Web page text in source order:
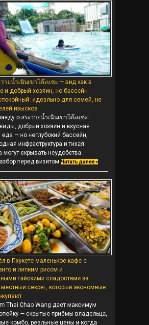
ว่ายน้ำเนินเขาโต๊ะแซะ — вид как в
и добрый хозяин, но бассейн
идеально для семей, не
изысков
о สระว่ายน้ำเนินเขาโต๊ะแซะ:
добрый хозяин и вкусная
еда — но неглубокий бассейн,
инфраструктура и тихая
могут скрывать неудобства.
перед визитом.Читать далее »
в Пхукете маленькое кафе с
и липким рисом и
тайскими сладостями за
секрет, который экономные
Thai Chao Wang дает максимум
— скрытые приёмы владельца,
комбо, реальные цены и когда